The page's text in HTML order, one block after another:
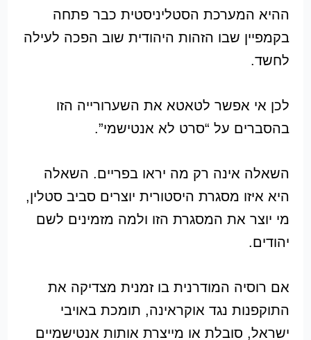
ההיא המערכת הסטליניסטית כבר פתחה
בקמפיין שבו הזהות היהודית שוב הפכה לעילה
לחשד.
לכן אי אפשר לטאטא את השערורייה הזו
בהסברים על “סרט לא אנטישמי”.
השאלה אינה רק מה יראו בפריים. השאלה
היא איזו מסגרת היסטורית יוצרים סביב סטלין,
מי יוצר את המסגרת הזו ולמה מזמינים לשם
יהודים.
אם רוסיה המודרנית בו זמנית מצדיקה את
התוקפנות נגד אוקראינה, תומכת באויבי
ישראל, סובלת או מייצרת אותות אנטישמיים